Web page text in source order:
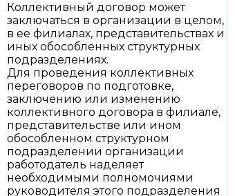
Коллективный договор может
заключаться в организации в целом,
в ее филиалах, представительствах и
иных обособленных структурных
подразделениях.
Для проведения коллективных
переговоров по подготовке,
заключению или изменению
коллективного договора в филиале,
представительстве или ином
обособленном структурном
подразделении организации
работодатель наделяет
необходимыми полномочиями
руководителя этого подразделения